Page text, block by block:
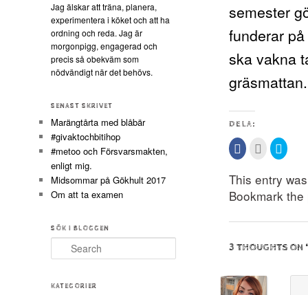
semester
funderar
ska vakna
gräsmattan.
DELA:
Klicka
för
på
Facebook
(Öppnas
i
nytt
Klicka
för
detta
till
en
vän
i
fönster)
Klicka
för
på
i
nytt
This entry
Bookmark the
3 THOUGHTS ON
Jag älskar att träna, planera,
experimentera i köket och att ha
ordning och reda. Jag är
morgonpigg, engagerad och
precis så obekväm som
nödvändigt när det behövs.
SENAST SKRIVET
Marängtårta med blåbär
#givaktochbitihop
#metoo och Försvarsmakten,
enligt mig.
Midsommar på Gökhult 2017
Om att ta examen
SÖK I BLOGGEN
Search
KATEGORIER